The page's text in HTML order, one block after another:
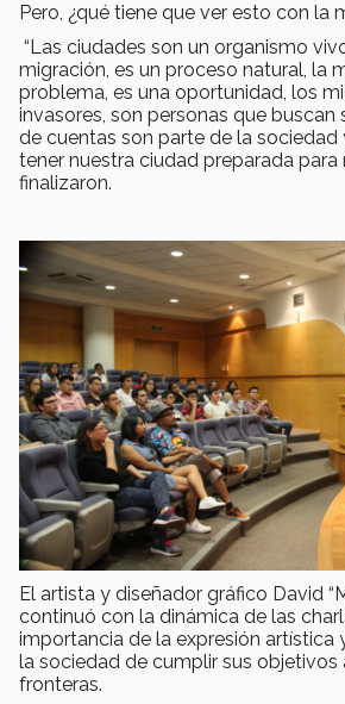
Pero, ¿qué tiene que ver esto con la
“Las ciudades son un organismo
migración, es un proceso natural, la
problema, es una oportunidad, los
invasores, son personas que buscan
de cuentas son parte de la sociedad
tener nuestra ciudad preparada para
finalizaron.
El artista y diseñador gráfico David
continuó con la dinámica de las
importancia de la expresión artística
la sociedad de cumplir sus objetivos
fronteras.